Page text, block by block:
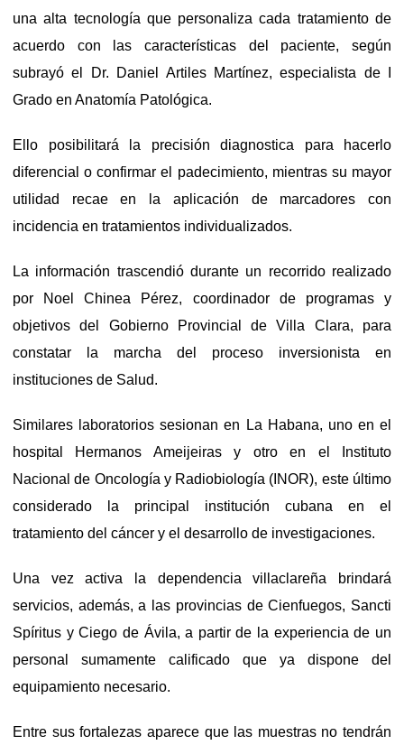
una alta tecnología que personaliza cada tratamiento de
acuerdo con las características del paciente, según
subrayó el Dr. Daniel Artiles Martínez, especialista de I
Grado en Anatomía Patológica.
Ello posibilitará la precisión diagnostica para hacerlo
diferencial o confirmar el padecimiento, mientras su mayor
utilidad recae en la aplicación de marcadores con
incidencia en tratamientos individualizados.
La información trascendió durante un recorrido realizado
por Noel Chinea Pérez, coordinador de programas y
objetivos del Gobierno Provincial de Villa Clara, para
constatar la marcha del proceso inversionista en
instituciones de Salud.
Similares laboratorios sesionan en La Habana, uno en el
hospital Hermanos Ameijeiras y otro en el Instituto
Nacional de Oncología y Radiobiología (INOR), este último
considerado la principal institución cubana en el
tratamiento del cáncer y el desarrollo de investigaciones.
Una vez activa la dependencia villaclareña brindará
servicios, además, a las provincias de Cienfuegos, Sancti
Spíritus y Ciego de Ávila, a partir de la experiencia de un
personal sumamente calificado que ya dispone del
equipamiento necesario.
Entre sus fortalezas aparece que las muestras no tendrán